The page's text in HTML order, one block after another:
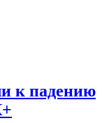
к падению